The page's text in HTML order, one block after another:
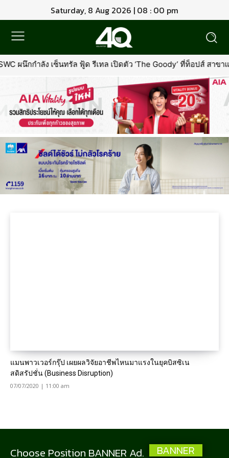
Saturday, 8 Aug 2026 | 08 : 00 pm
ผนึกกำลัง เซ็นทรัล ฟู้ด รีเทล เปิดตัว ‘The Goody’ ที่ท็อปส์ สาข
แมนพาวเวอร์กรุ๊ป เผยผลวิจัยอาชีพไหนมาแรงในยุคบิสซิเน
สดิสรัปชั่น (Business Disruption)
07/07/2020 | 11:00 am
Choose Position BANNER Ad. BANNER